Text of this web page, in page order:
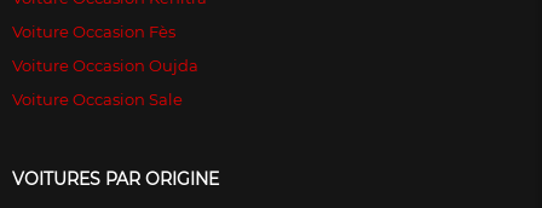
Voiture Occasion Fès
Voiture Occasion Oujda
Voiture Occasion Sale
VOITURES PAR ORIGINE